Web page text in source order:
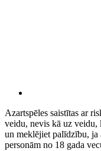
Azartspēles saistītas ar
veidu, nevis kā uz
un meklējiet palīdzību, ja
personām no 18 gada